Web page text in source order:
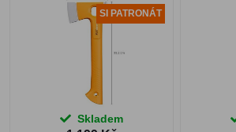
SI PATRONÁT
Skladem